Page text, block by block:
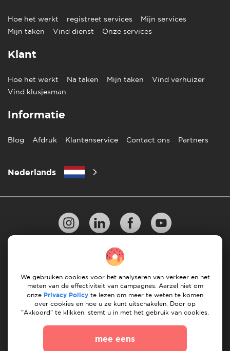
Hoe het werkt registreet services
Mijn services
Mijn taken
Vind dienst Onze services
Klant
Hoe het werkt Na taken Mijn taken
Vind verhuizer
Vind klusjesman
Informatie
Blog Afdruk Klantenservice Contact ons Partners
Nederlands
bevatten, wat onze redactionele integriteit niet aantast
10 regels voor succesvol verhuizen
Richtlijnen voor betaling Algemene Voorwaarden
Annuleren & terugbetalingen
We gebruiken cookies voor het analyseren van verkeer en het
meten van de effectiviteit van campagnes. Aarzel niet om
onze Privacy Policy te lezen om meer te weten te komen
over cookies en hoe u ze kunt uitschakelen. Door op
"Akkoord" te klikken, stemt u in met het gebruik van cookies.
mee eens